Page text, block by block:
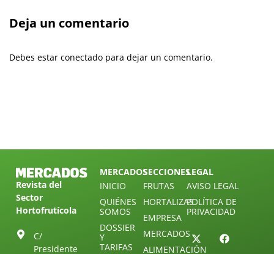
Deja un comentario
Debes estar conectado para dejar un comentario.
Revista del
Sector
Hortofrutícola
C/
Presidente
MERCADOS
INICIO
QUIÉNES
SOMOS
DOSSIER
Y
TARIFAS
SECCIONES
FRUTAS
HORTALIZAS
EMPRESA
MERCADOS
ALIMENTACIÓN
LEGAL
AVISO LEGAL
POLÍTICA DE
PRIVACIDAD